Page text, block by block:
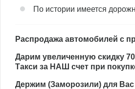
По истории имеется
Распродажа автомобилей с
Дарим увеличенную скидку
Такси за НАШ счет при
Держим (Заморозили) для